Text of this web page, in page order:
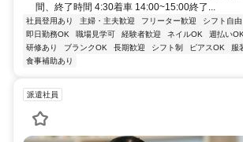
間、終了時間 4:30着車 14:00~15:00終了...
社員登用あり 主婦・主夫歓迎 フリーター歓迎 シフト自由
即日勤務OK
職場見学可 経験者歓迎 ネイルOK 週払いOK
研修あり
ブランクOK 長期歓迎 シフト制 ピアスOK 服
食事補助あり
派遣社員